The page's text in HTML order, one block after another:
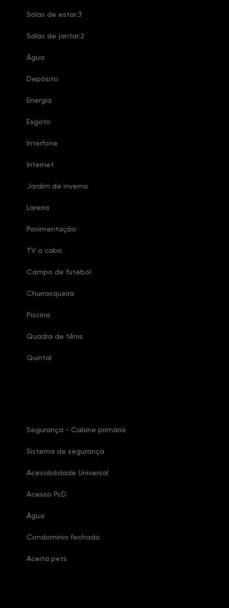
Salas de estar:3
Salas de jantar:2
Água
Depósito
Energia
Esgoto
Interfone
Internet
Jardim de inverno
Lareira
Pavimentação
TV a cabo
Campo de futebol
Churrasqueira
Piscina
Quadra de tênis
Quintal
Segurança - Cabine primária
Sistema de segurança
Acessibilidade Universal
Acesso PcD
Água
Condomínio fechado
Aceita pets